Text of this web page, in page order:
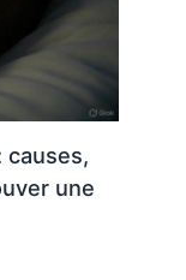
causes,
une